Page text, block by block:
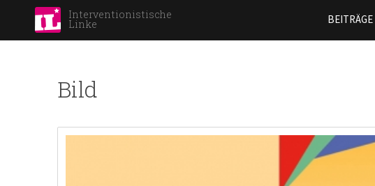
Interventionistische
Linke BEITRÄGE
Bild